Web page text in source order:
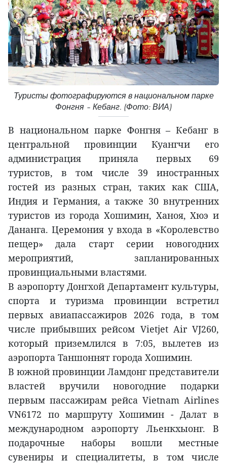
Туристы фотографируются в национальном парке
Фонгня – Кебанг. (Фото: ВИА)
В национальном парке Фонгня – Кебанг в
центральной провинции Куангчи его
администрация приняла первых 69
туристов, в том числе 39 иностранных
гостей из разных стран, таких как США,
Индия и Германия, а также 30 внутренних
туристов из города Хошимин, Ханоя, Хюэ и
Дананга. Церемония у входа в «Королевство
пещер» дала старт серии новогодних
мероприятий, запланированных
провинциальными властями.
В аэропорту Донгхой Департамент культуры,
спорта и туризма провинции встретил
первых авиапассажиров 2026 года, в том
числе прибывших рейсом Vietjet Air VJ260,
который приземлился в 7:05, вылетев из
аэропорта Таншоннят города Хошимин.
В южной провинции Ламдонг представители
властей вручили новогодние подарки
первым пассажирам рейса Vietnam Airlines
VN6172 по маршруту Хошимин - Далат в
международном аэропорту Льенкхыонг. В
подарочные наборы вошли местные
сувениры и специалитеты, в том числе